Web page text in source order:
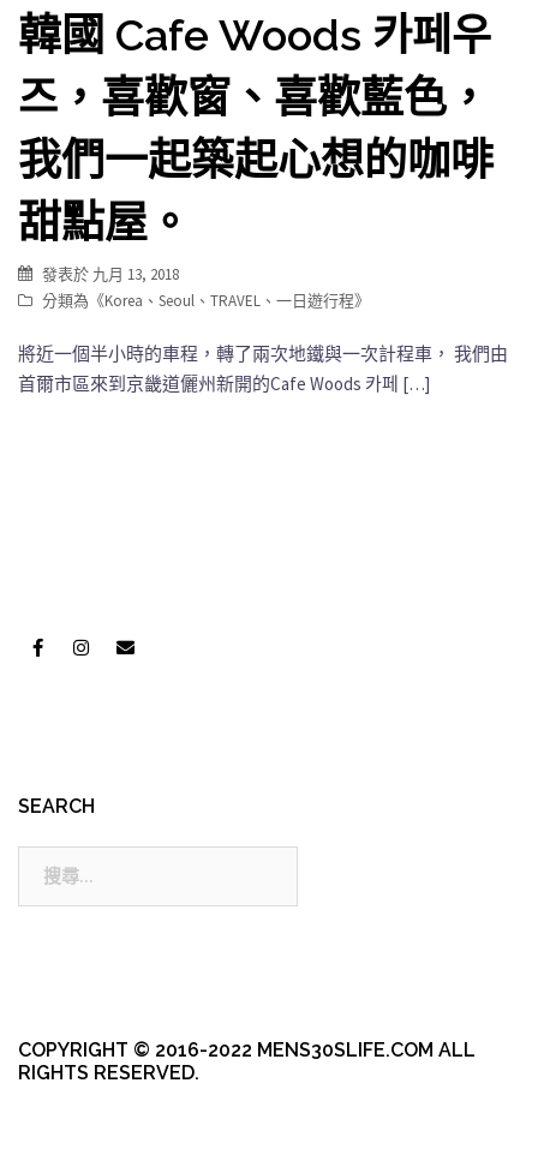
韓國 Cafe Woods 카페우
즈，喜歡窗、喜歡藍色，
我們一起築起心想的咖啡
甜點屋。
發表於 九月 13, 2018
分類為《Korea 、 Seoul 、 TRAVEL 、 一日遊行程》
將近一個半小時的車程，轉了兩次地鐵與一次計程車， 我們由
首爾市區來到京畿道儷州新開的Cafe Woods 카페 […]
SEARCH
COPYRIGHT © 2016-2022 MENS30SLIFE.COM ALL
RIGHTS RESERVED.